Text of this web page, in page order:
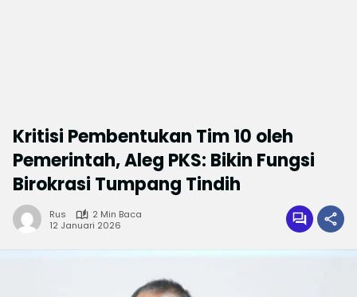
‎Kritisi Pembentukan Tim 10 oleh
Pemerintah, Aleg PKS: Bikin Fungsi
Birokrasi Tumpang Tindih‎
Rus
2 Min Baca
12 Januari 2026